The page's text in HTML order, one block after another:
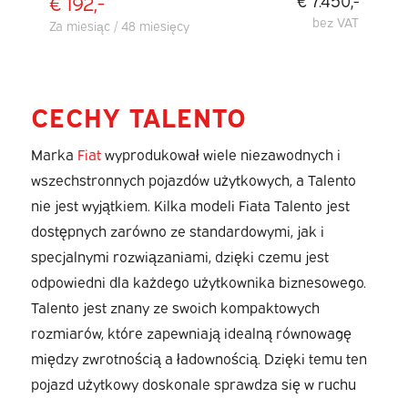
Za miesiąc / 48 miesięcy bez VAT
CECHY TALENTO
Marka Fiatwyprodukował wiele niezawodnych i
wszechstronnych pojazdów użytkowych, a Talento
nie jest wyjątkiem. Kilka modeli Fiata Talento jest
dostępnych zarówno ze standardowymi, jak i
specjalnymi rozwiązaniami, dzięki czemu jest
odpowiedni dla każdego użytkownika biznesowego.
Talento jest znany ze swoich kompaktowych
rozmiarów, które zapewniają idealną równowagę
między zwrotnością a ładownością. Dzięki temu ten
pojazd użytkowy doskonale sprawdza się w ruchu